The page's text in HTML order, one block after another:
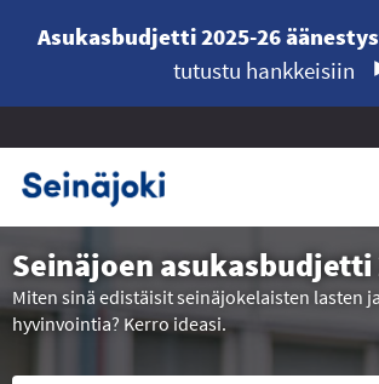
Asukasbudjetti 2025-26
tutustu hankkeisiin
Seinäjoen asukasbudjetti
Miten sinä edistäisit seinäjokelaisten lasten
hyvinvointia? Kerro ideasi.